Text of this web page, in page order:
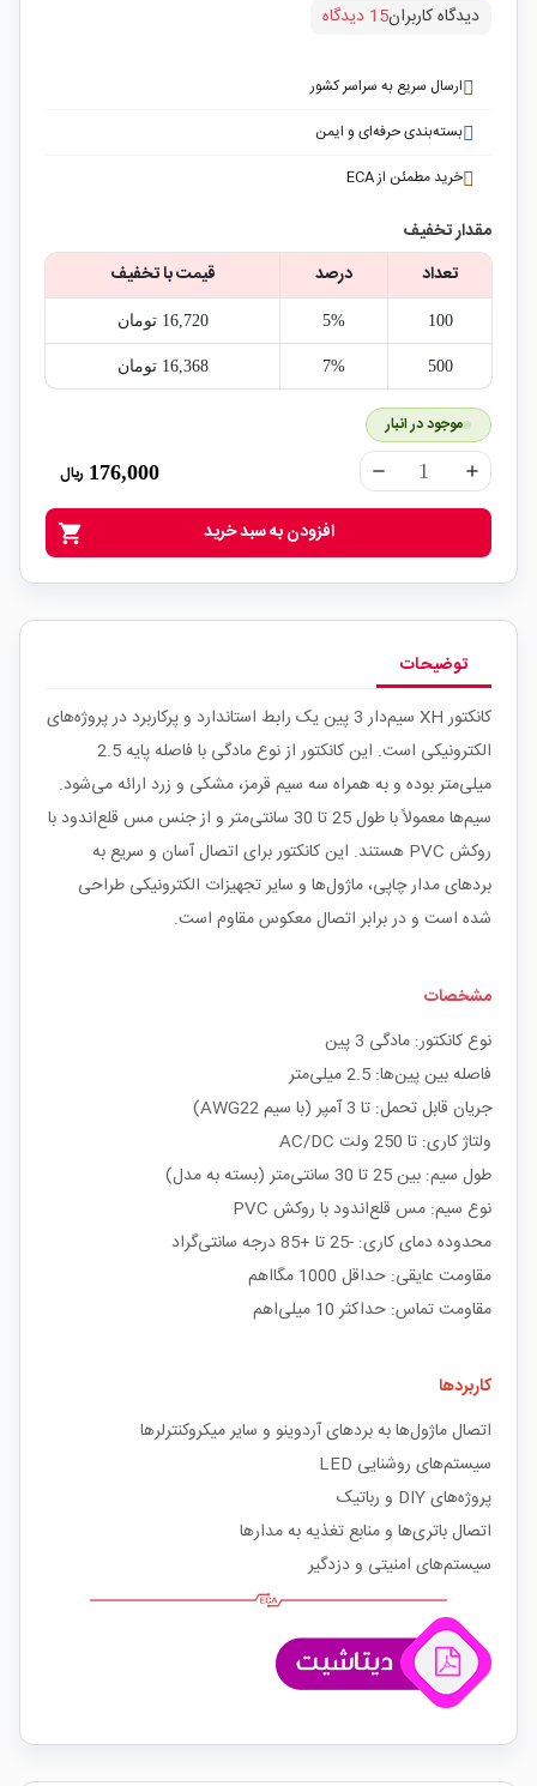
دیدگاه کاربران15 دیدگاه
ارسال سریع به سراسر کشور
بسته‌بندی حرفه‌ای و ایمن
خرید مطمئن از ECA
مقدار تخفیف
تعداد
درصد قیمت با تخفیف
100
5% 16,720‎ تومان
500
7% 16,368‎ تومان
موجود در انبار
remove add
176,000 ریال
shopping_cart افزودن به سبد خرید
توضیحات
کانکتور XH سیم‌دار 3 پین یک رابط استاندارد و پرکاربرد در پروژه‌های
الکترونیکی است. این کانکتور از نوع مادگی با فاصله پایه 2.5
میلی‌متر بوده و به همراه سه سیم قرمز، مشکی و زرد ارائه می‌شود.
سیم‌ها معمولاً با طول 25 تا 30 سانتی‌متر و از جنس مس قلع‌اندود با
روکش PVC هستند. این کانکتور برای اتصال آسان و سریع به
بردهای مدار چاپی، ماژول‌ها و سایر تجهیزات الکترونیکی طراحی
شده است و در برابر اتصال معکوس مقاوم است.
مشخصات
نوع کانکتور: مادگی 3 پین
فاصله بین پین‌ها: 2.5 میلی‌متر
جریان قابل تحمل: تا 3 آمپر (با سیم AWG22)
ولتاژ کاری: تا 250 ولت AC/DC
طول سیم: بین 25 تا 30 سانتی‌متر (بسته به مدل)
نوع سیم: مس قلع‌اندود با روکش PVC
محدوده دمای کاری: -25 تا +85 درجه سانتی‌گراد
مقاومت عایقی: حداقل 1000 مگااهم
مقاومت تماس: حداکثر 10 میلی‌اهم
کاربردها
اتصال ماژول‌ها به بردهای آردوینو و سایر میکروکنترلرها
سیستم‌های روشنایی LED
پروژه‌های DIY و رباتیک
اتصال باتری‌ها و منابع تغذیه به مدارها
سیستم‌های امنیتی و دزدگیر